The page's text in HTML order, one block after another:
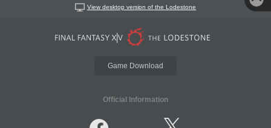
View desktop version of the Lodestone
Game Download
Official Information